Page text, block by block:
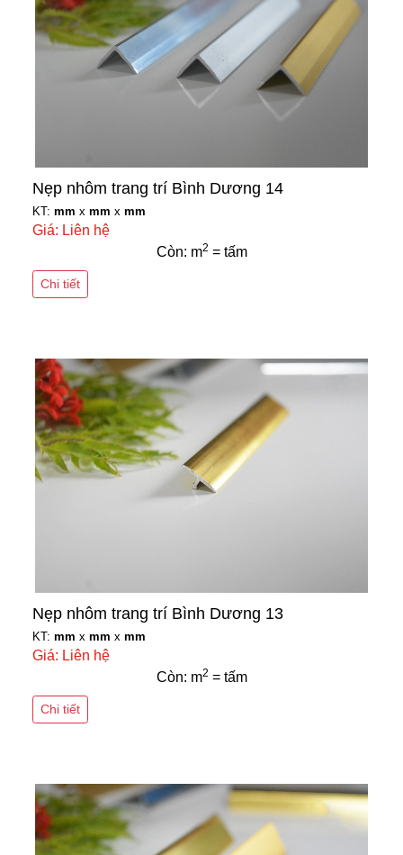
Nẹp nhôm trang trí Bình Dương 14
KT: mm x mm x mm
Giá: Liên hệ
Còn: m2 = tấm
Chi tiết
Nẹp nhôm trang trí Bình Dương 13
KT: mm x mm x mm
Giá: Liên hệ
Còn: m2 = tấm
Chi tiết